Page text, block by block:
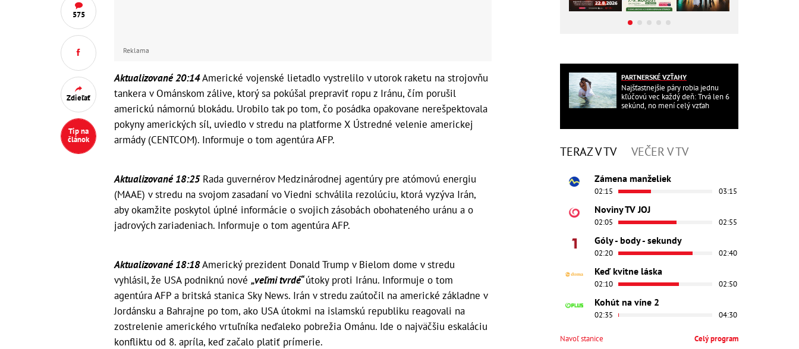
575
Zdieľať
Tip na
článok
Reklama
Aktualizované 20:14Americké vojenské lietadlo vystrelilo v utorok raketu na strojovňu
tankera v Ománskom zálive, ktorý sa pokúšal prepraviť ropu z Iránu, čím porušil
americkú námornú blokádu. Urobilo tak po tom, čo posádka opakovane nerešpektovala
pokyny amerických síl, uviedlo v stredu na platforme X Ústredné velenie americkej
armády (CENTCOM). Informuje o tom agentúra AFP.
Aktualizované 18:25Rada guvernérov Medzinárodnej agentúry pre atómovú energiu
(MAAE) v stredu na svojom zasadaní vo Viedni schválila rezolúciu, ktorá vyzýva Irán,
aby okamžite poskytol úplné informácie o svojich zásobách obohateného uránu a o
jadrových zariadeniach. Informuje o tom agentúra AFP.
Aktualizované 18:18Americký prezident Donald Trump v Bielom dome v stredu
vyhlásil, že USA podniknú nové „veľmi tvrdé“útoky proti Iránu. Informuje o tom
agentúra AFP a britská stanica Sky News. Irán v stredu zaútočil na americké základne v
Jordánsku a Bahrajne po tom, ako USA útokmi na islamskú republiku reagovali na
zostrelenie amerického vrtuľníka neďaleko pobrežia Ománu. Ide o najväčšiu eskaláciu
konfliktu od 8. apríla, keď začalo platiť prímerie.
PARTNERSKÉ VZŤAHY
Najšťastnejšie páry robia jednu
kľúčovú vec každý deň: Trvá len 6
sekúnd, no mení celý vzťah
TERAZ V TV VEČER V TV
Zámena manželiek
02:15 03:15
Noviny TV JOJ
02:05 02:55
Góly - body - sekundy
02:20 02:40
Keď kvitne láska
02:10 02:50
Kohút na víne 2
02:35 04:30
Navoľ stanice Celý program